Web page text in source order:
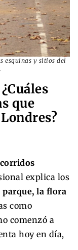
esquinas y sitios del
que
explica los
la flora
como
comenzó a
hoy en día,